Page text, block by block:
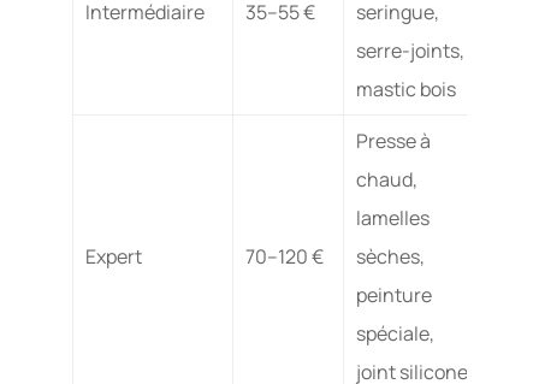
Intermédiaire 35–55 €
seringue,
serre-joints,
mastic bois
Expert 70–120 €
Presse à
chaud,
lamelles
sèches,
peinture
spéciale,
joint silicone